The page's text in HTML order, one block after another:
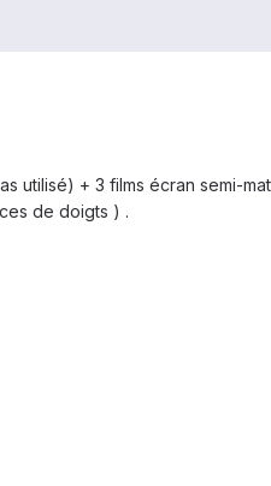
utilisé) + 3 films écran semi-
de doigts ) .